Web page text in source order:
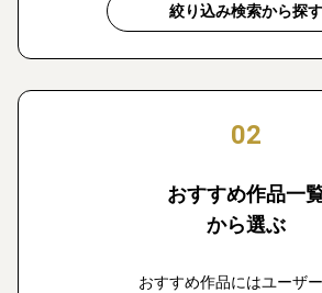
絞り込み検索から探す
02
おすすめ作品一
から選ぶ
おすすめ作品にはユーザ